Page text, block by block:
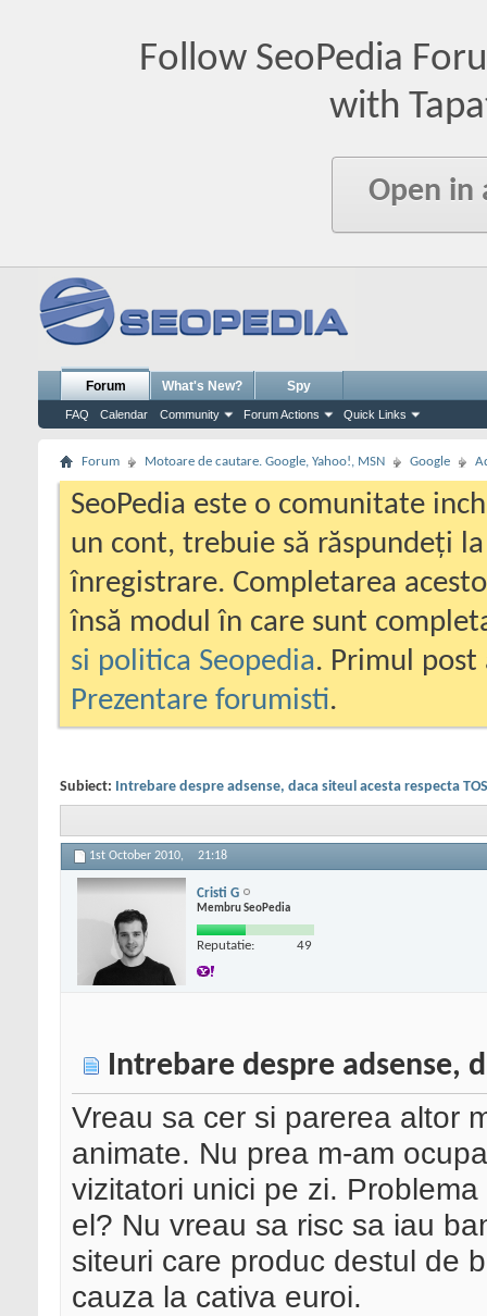
Follow SeoPedia
with
Open in
Forum
FAQ Calendar Community Forum Actions Quick Links
What's New? Spy
Forum Motoare de cautare. Google, Yahoo!, MSN Google
SeoPedia este o comunitate
un cont, trebuie să răspundeți
înregistrare. Completarea
însă modul în care sunt
si politica Seopedia. Primul
Prezentare forumisti.
Subiect: Intrebare despre adsense, daca siteul acesta respecta
1st October 2010, 21:18
Cristi G
Membru SeoPedia
Reputatie: 49
Intrebare despre adsense,
Vreau sa cer si parerea altor
animate. Nu prea m-am
vizitatori unici pe zi.
el? Nu vreau sa risc sa iau
siteuri care produc destul de
cauza la cativa euroi.